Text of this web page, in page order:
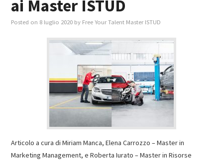
ai Master ISTUD
Posted on 8 luglio 2020 by Free Your Talent Master ISTUD
Articolo a cura di Miriam Manca, Elena Carrozzo – Master in
Marketing Management, e Roberta Iurato – Master in Risorse